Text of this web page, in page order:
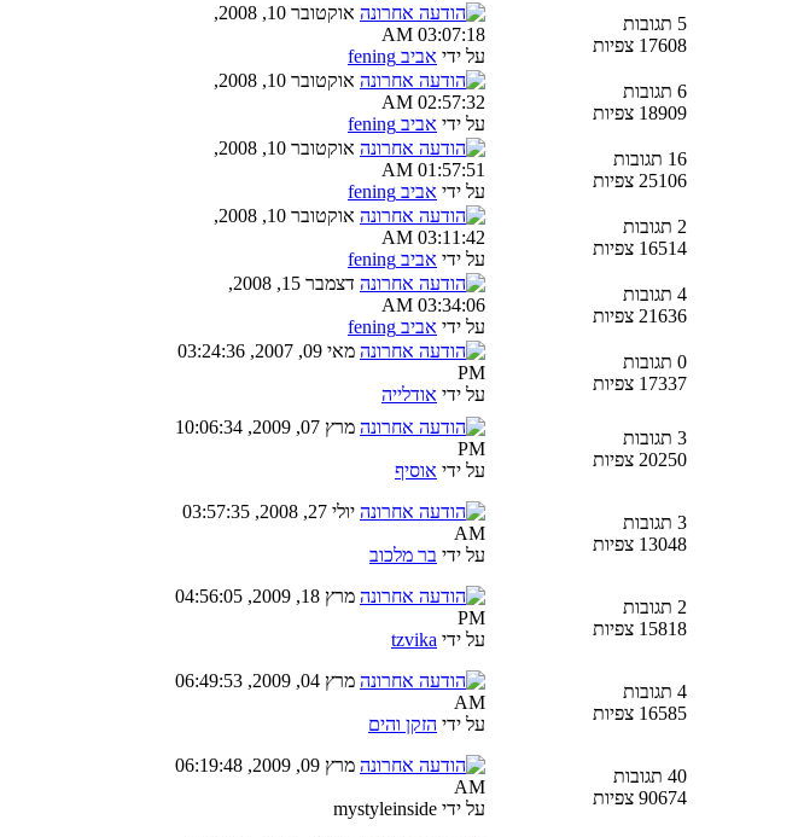
5 תגובות
17608 צפיות
אוקטובר 10, 2008,
03:07:18 AM
על ידי אביב fening
6 תגובות
18909 צפיות
אוקטובר 10, 2008,
02:57:32 AM
על ידי אביב fening
16 תגובות
25106 צפיות
אוקטובר 10, 2008,
01:57:51 AM
על ידי אביב fening
2 תגובות
16514 צפיות
אוקטובר 10, 2008,
03:11:42 AM
על ידי אביב fening
4 תגובות
21636 צפיות
דצמבר 15, 2008,
03:34:06 AM
על ידי אביב fening
0 תגובות
17337 צפיות
מאי 09, 2007, 03:24:36
PM
על ידי אודלייה
3 תגובות
20250 צפיות
מרץ 07, 2009, 10:06:34
PM
על ידי אוסיף
3 תגובות
13048 צפיות
יולי 27, 2008, 03:57:35
AM
על ידי בר מלכוב
2 תגובות
15818 צפיות
מרץ 18, 2009, 04:56:05
PM
על ידי tzvika
4 תגובות
16585 צפיות
מרץ 04, 2009, 06:49:53
AM
על ידי הזקן והים
40 תגובות
90674 צפיות
מרץ 09, 2009, 06:19:48
AM
על ידי mystyleinside